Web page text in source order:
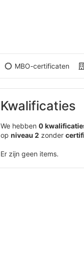
MBO-certificaten
Kwalificaties
We hebben 0
op niveau 2 zonder
Er zijn geen items.